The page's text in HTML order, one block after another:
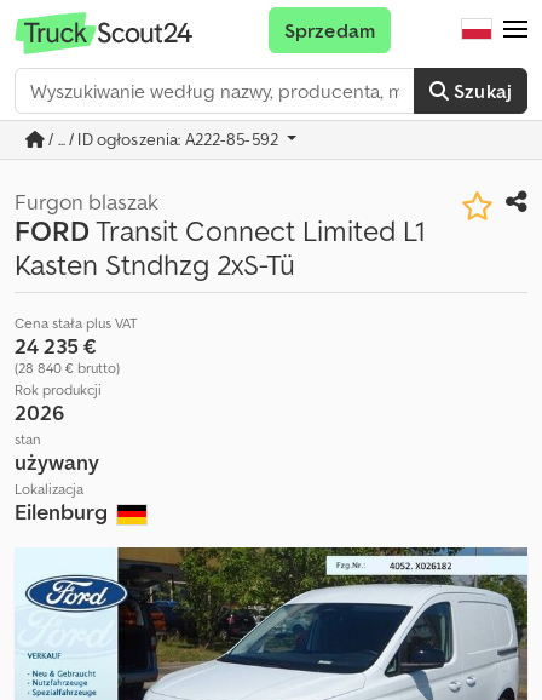
Szukaj
Sprzedam
/ ... / ID ogłoszenia: A222-85-592
Furgon blaszak
FORDTransit Connect Limited L1
Kasten Stndhzg 2xS-Tü
Cena stała plus VAT
24 235 €
(28 840 € brutto)
Rok produkcji
2026
stan
używany
Lokalizacja
Eilenburg